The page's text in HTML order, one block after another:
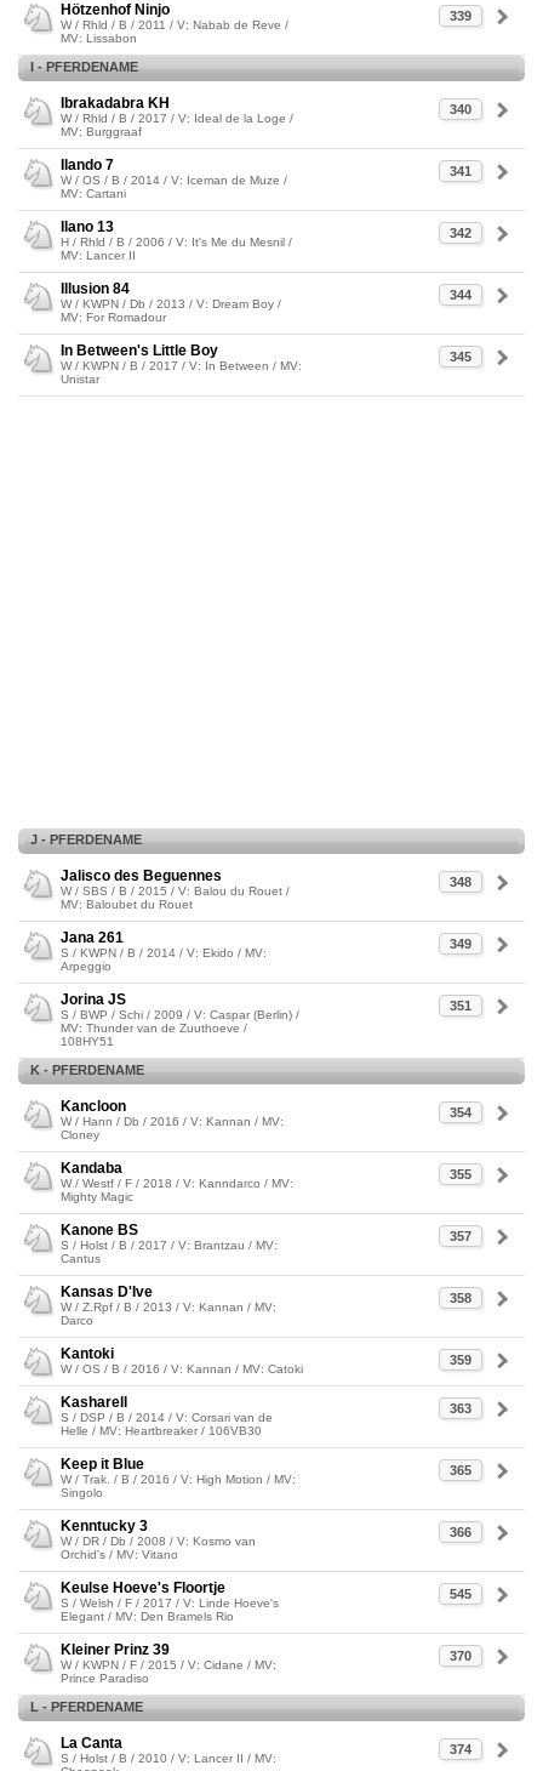
339
Hötzenhof Ninjo
W / Rhld / B / 2011 / V: Nabab de Reve /
MV: Lissabon
I - PFERDENAME
340
Ibrakadabra KH
W / Rhld / B / 2017 / V: Ideal de la Loge /
MV: Burggraaf
341
Ilando 7
W / OS / B / 2014 / V: Iceman de Muze /
MV: Cartani
342
Ilano 13
H / Rhld / B / 2006 / V: It's Me du Mesnil /
MV: Lancer II
344
Illusion 84
W / KWPN / Db / 2013 / V: Dream Boy /
MV: For Romadour
345
In Between's Little Boy
W / KWPN / B / 2017 / V: In Between / MV:
Unistar
J - PFERDENAME
348
Jalisco des Beguennes
W / SBS / B / 2015 / V: Balou du Rouet /
MV: Baloubet du Rouet
349
Jana 261
S / KWPN / B / 2014 / V: Ekido / MV:
Arpeggio
351
Jorina JS
S / BWP / Schi / 2009 / V: Caspar (Berlin) /
MV: Thunder van de Zuuthoeve /
108HY51
K - PFERDENAME
354
Kancloon
W / Hann / Db / 2016 / V: Kannan / MV:
Cloney
355
Kandaba
W / Westf / F / 2018 / V: Kanndarco / MV:
Mighty Magic
357
Kanone BS
S / Holst / B / 2017 / V: Brantzau / MV:
Cantus
358
Kansas D'Ive
W / Z.Rpf / B / 2013 / V: Kannan / MV:
Darco
359
Kantoki
W / OS / B / 2016 / V: Kannan / MV: Catoki
363
Kasharell
S / DSP / B / 2014 / V: Corsari van de
Helle / MV: Heartbreaker / 106VB30
365
Keep it Blue
W / Trak. / B / 2016 / V: High Motion / MV:
Singolo
366
Kenntucky 3
W / DR / Db / 2008 / V: Kosmo van
Orchid's / MV: Vitano
545
Keulse Hoeve's Floortje
S / Welsh / F / 2017 / V: Linde Hoeve's
Elegant / MV: Den Bramels Rio
370
Kleiner Prinz 39
W / KWPN / F / 2015 / V: Cidane / MV:
Prince Paradiso
L - PFERDENAME
374
La Canta
S / Holst / B / 2010 / V: Lancer II / MV: